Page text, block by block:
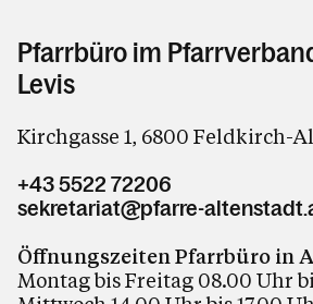
Pfarrbüro im
Levis
Kirchgasse 1, 6800 Feldkirch-
+43 5522 72206
sekretariat@pfarre-
Öffnungszeiten Pfarrbüro in
Montag bis Freitag 08.00 Uhr